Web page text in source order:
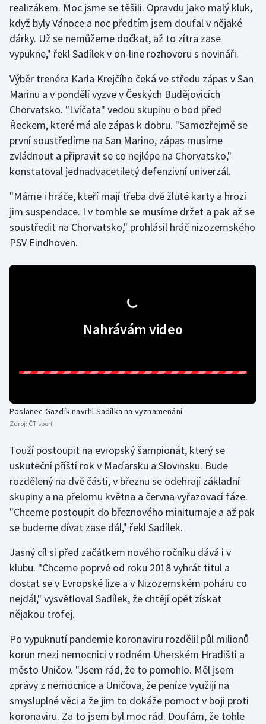
Golf
Gymnastika
Jezdectví
Judo
Krasobruslení
Lyže a snowboard
Moderní pětiboj
Motorsport
Ragby
Rychlostní kanoistika
Short track
Sportovní střelba
Stolní tenis
Triatlon
Veslování
Vodní slalom
Volejbal
Ostatní
realizákem. Moc jsme se těšili. Opravdu jako malý kluk,
když byly Vánoce a noc předtím jsem doufal v nějaké
dárky. Už se nemůžeme dočkat, až to zítra zase
vypukne," řekl Sadílek v on-line rozhovoru s novináři.
Výběr trenéra Karla Krejčího čeká ve středu zápas v San
Marinu a v pondělí vyzve v Českých Budějovicích
Chorvatsko. "Lvíčata" vedou skupinu o bod před
Řeckem, které má ale zápas k dobru. "Samozřejmě se
první soustředíme na San Marino, zápas musíme
zvládnout a připravit se co nejlépe na Chorvatsko,"
konstatoval jednadvacetiletý defenzivní univerzál.
"Máme i hráče, kteří mají třeba dvě žluté karty a hrozí
jim suspendace. I v tomhle se musíme držet a pak až se
soustředit na Chorvatsko," prohlásil hráč nizozemského
PSV Eindhoven.
Nahrávám video
Poslanec Gazdík navrhl Sadílka na vyznamenání
Zdroj: ČT sport
Touží postoupit na evropský šampionát, který se
uskuteční příští rok v Maďarsku a Slovinsku. Bude
rozdělený na dvě části, v březnu se odehrají základní
skupiny a na přelomu května a června vyřazovací fáze.
"Chceme postoupit do březnového miniturnaje a až pak
se budeme dívat zase dál," řekl Sadílek.
Jasný cíl si před začátkem nového ročníku dává i v
klubu. "Chceme poprvé od roku 2018 vyhrát titul a
dostat se v Evropské lize a v Nizozemském poháru co
nejdál," vysvětloval Sadílek, že chtějí opět získat
nějakou trofej.
Po vypuknutí pandemie koronaviru rozdělil půl milionů
korun mezi nemocnici v rodném Uherském Hradišti a
město Uničov. "Jsem rád, že to pomohlo. Měl jsem
zprávy z nemocnice a Uničova, že peníze využijí na
smysluplné věci a že jim to dokáže pomoct v boji proti
koronaviru. Za to jsem byl moc rád. Doufám, že tohle